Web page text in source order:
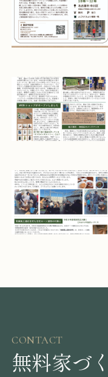
CONTACT
無料家づ